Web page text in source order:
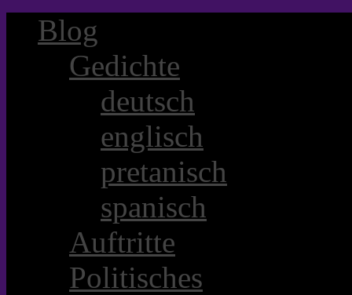
Blog
Gedichte
deutsch
englisch
pretanisch
spanisch
Auftritte
Politisches